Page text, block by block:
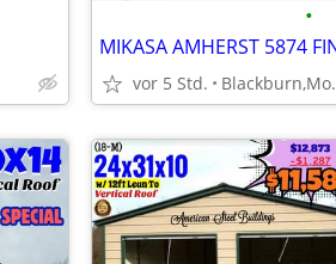
•
vor 5 Std. Blackburn,Mo.